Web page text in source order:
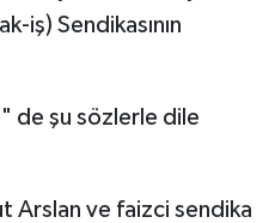
iş) Sendikasının
de şu sözlerle dile
Arslan ve faizci sendika